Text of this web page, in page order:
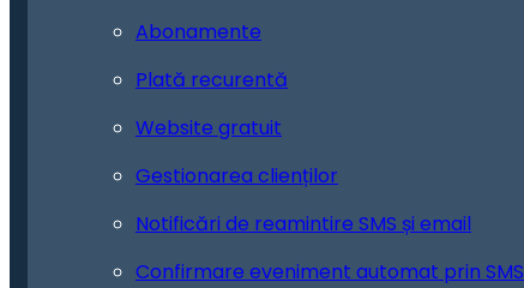
Abonamente
Plată recurentă
Website gratuit
Gestionarea clienților
Notificări de reamintire SMS și email
Confirmare eveniment automat prin SMS